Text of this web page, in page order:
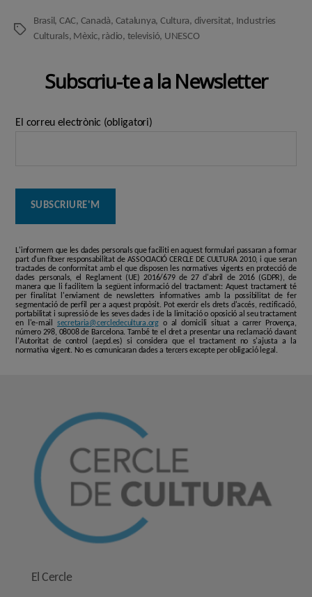
Etiquetes
Brasil , CAC, Canadà, Catalunya, Cultura, diversitat, Industries
Culturals, Mèxic, ràdio, televisió, UNESCO
Subscriu-te a la Newsletter
El correu electrònic (obligatori)
L'informem que les dades personals que faciliti en aquest formulari passaran a formar
part d'un fitxer responsabilitat de ASSOCIACIÓ CERCLE DE CULTURA 2010, i que seran
tractades de conformitat amb el que disposen les normatives vigents en protecció de
dades personals, el Reglament (UE) 2016/679 de 27 d'abril de 2016 (GDPR), de
manera que li facilitem la següent informació del tractament: Aquest tractament té
per finalitat l'enviament de newsletters informatives amb la possibilitat de fer
segmentació de perfil per a aquest propòsit. Pot exercir els drets d'accés, rectificació,
portabilitat i supressió de les seves dades i de la limitació o oposició al seu tractament
en l'e-mail secretaria@cercledecultura.orgo al domicili situat a carrer Provença,
número 298, 08008 de Barcelona. També te el dret a presentar una reclamació davant
l'Autoritat de control (aepd.es) si considera que el tractament no s'ajusta a la
normativa vigent. No es comunicaran dades a tercers excepte per obligació legal.
El Cercle